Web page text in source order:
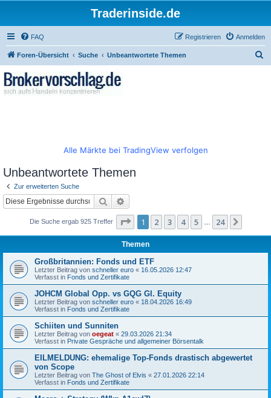
Traderinside.de
FAQ Anmelden
Registrieren
Foren-Übersicht Suche Unbeantwortete Themen
Alle Märkte bei TradingView verfolgen
Unbeantwortete Themen
Zur erweiterten Suche
Suche
Die Suche ergab 925 Treffer Seite 1von 24
1 2 3 4 5 24
Themen
Großbritannien: Fonds und ETF
Letzter Beitrag von schneller euro « 16.05.2026 12:47
Verfasst in Fonds und Zertifikate
JOHCM Global Opp. vs GQG Gl. Equity
Letzter Beitrag von schneller euro « 18.04.2026 16:49
Verfasst in Fonds und Zertifikate
Schiiten und Sunniten
Letzter Beitrag von oegeat « 29.03.2026 21:34
Verfasst in Private Gespräche und allgemeiner Börsentalk
EILMELDUNG: ehemalige Top-Fonds drastisch abgewertet
von Scope
Letzter Beitrag von The Ghost of Elvis « 27.01.2026 22:14
Verfasst in Fonds und Zertifikate